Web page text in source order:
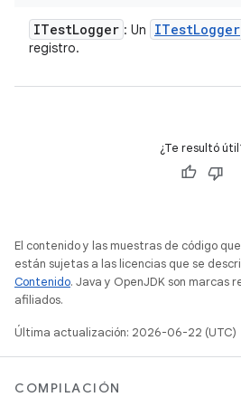
ITestLogger : Un ITestLogger
registro.
¿Te resultó
El contenido y las muestras de código
están sujetas a las licencias que se
Contenido. Java y OpenJDK son marcas
afiliados.
Última actualización: 2026-06-22 (UTC)
COMPILACIÓN